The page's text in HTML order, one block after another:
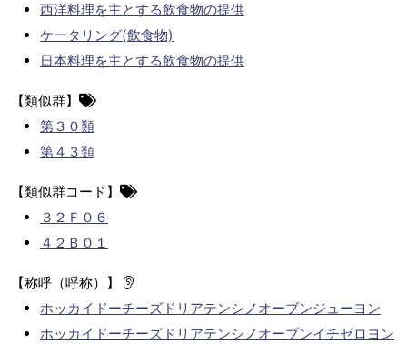
西洋料理を主とする飲食物の提供
ケータリング(飲食物)
日本料理を主とする飲食物の提供
【類似群】
第３０類
第４３類
【類似群コード】
３２Ｆ０６
４２Ｂ０１
【称呼（呼称）】
ホッカイドーチーズドリアテンシノオーブンジューヨン
ホッカイドーチーズドリアテンシノオーブンイチゼロヨン